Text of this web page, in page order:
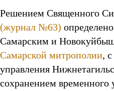
Решением Священного
(журнал №63)
Самарским и
Самарской митрополии,
управления
сохранением временного